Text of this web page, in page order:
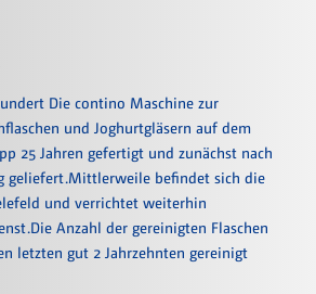
Die contino Maschine zur
und Joghurtgläsern auf dem
25 Jahren gefertigt und zunächst nach
geliefert.Mittlerweile befindet sich die
und verrichtet weiterhin
Anzahl der gereinigten Flaschen
letzten gut 2 Jahrzehnten gereinigt